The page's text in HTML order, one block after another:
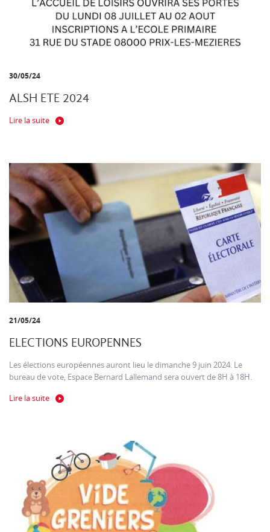
30/05/24
ALSH ETE 2024
Lire la suite
21/05/24
ELECTIONS EUROPENNES
Les élections européennes auront lieu le dimanche 9 juin 2024. Le
bureau de vote, Espace Bernard Lallemand sera ouvert de 8H à 18H.
Lire la suite